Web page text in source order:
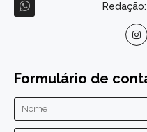
Formulário de